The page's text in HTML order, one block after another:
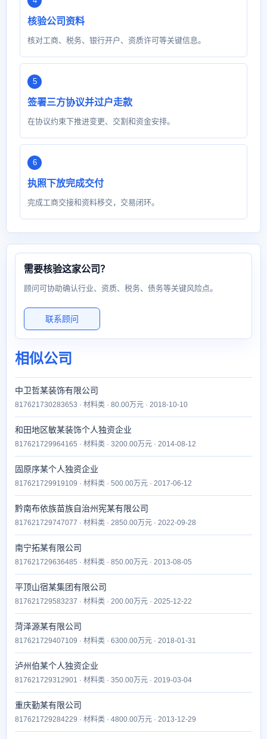
核验公司资料
核对工商、税务、银行开户、资质许可等关键信息。
签署三方协议并过户走款
在协议约束下推进变更、交割和资金安排。
执照下放完成交付
完成工商交接和资料移交，交易闭环。
需要核验这家公司？
顾问可协助确认行业、资质、税务、债务等关键风险点。
联系顾问
相似公司
中卫哲某装饰有限公司
817621730283653 · 材料类 · 80.00万元 · 2018-10-10
和田地区敏某装饰个人独资企业
817621729964165 · 材料类 · 3200.00万元 · 2014-08-12
固原序某个人独资企业
817621729919109 · 材料类 · 500.00万元 · 2017-06-12
黔南布依族苗族自治州宪某有限公司
817621729747077 · 材料类 · 2850.00万元 · 2022-09-28
南宁拓某有限公司
817621729636485 · 材料类 · 850.00万元 · 2013-08-05
平顶山宿某集团有限公司
817621729583237 · 材料类 · 200.00万元 · 2025-12-22
菏泽源某有限公司
817621729407109 · 材料类 · 6300.00万元 · 2018-01-31
泸州伯某个人独资企业
817621729312901 · 材料类 · 350.00万元 · 2019-03-04
重庆勤某有限公司
817621729284229 · 材料类 · 4800.00万元 · 2013-12-29